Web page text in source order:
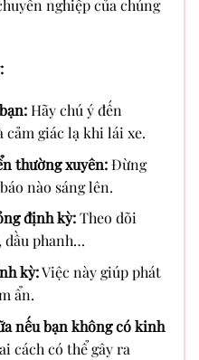
nghiệp của chúng
Hãy chú ý đến
cảm giác lạ khi lái xe.
thường xuyên:Đừng
nào sáng lên.
định kỳ:Theo dõi
dầu phanh…
kỳ:Việc này giúp phát
ẩn.
nếu bạn không có kinh
cách có thể gây ra